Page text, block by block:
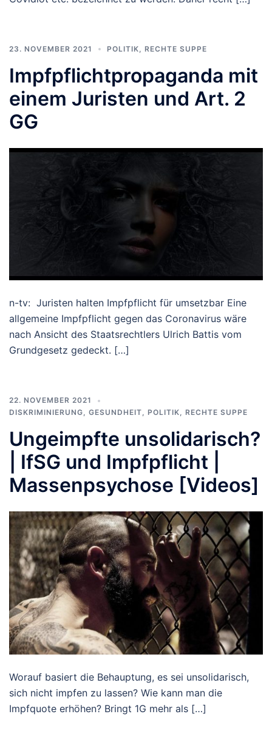
23. NOVEMBER 2021 POLITIK RECHTE SUPPE
Impfpflichtpropaganda mit
einem Juristen und Art. 2
GG
n-tv: Juristen halten Impfpflicht für umsetzbar Eine
allgemeine Impfpflicht gegen das Coronavirus wäre
nach Ansicht des Staatsrechtlers Ulrich Battis vom
Grundgesetz gedeckt. […]
22. NOVEMBER 2021
DISKRIMINIERUNG, GESUNDHEIT, POLITIK, RECHTE SUPPE
Ungeimpfte unsolidarisch?
| IfSG und Impfpflicht |
Massenpsychose [Videos]
Worauf basiert die Behauptung, es sei unsolidarisch,
sich nicht impfen zu lassen? Wie kann man die
Impfquote erhöhen? Bringt 1G mehr als […]